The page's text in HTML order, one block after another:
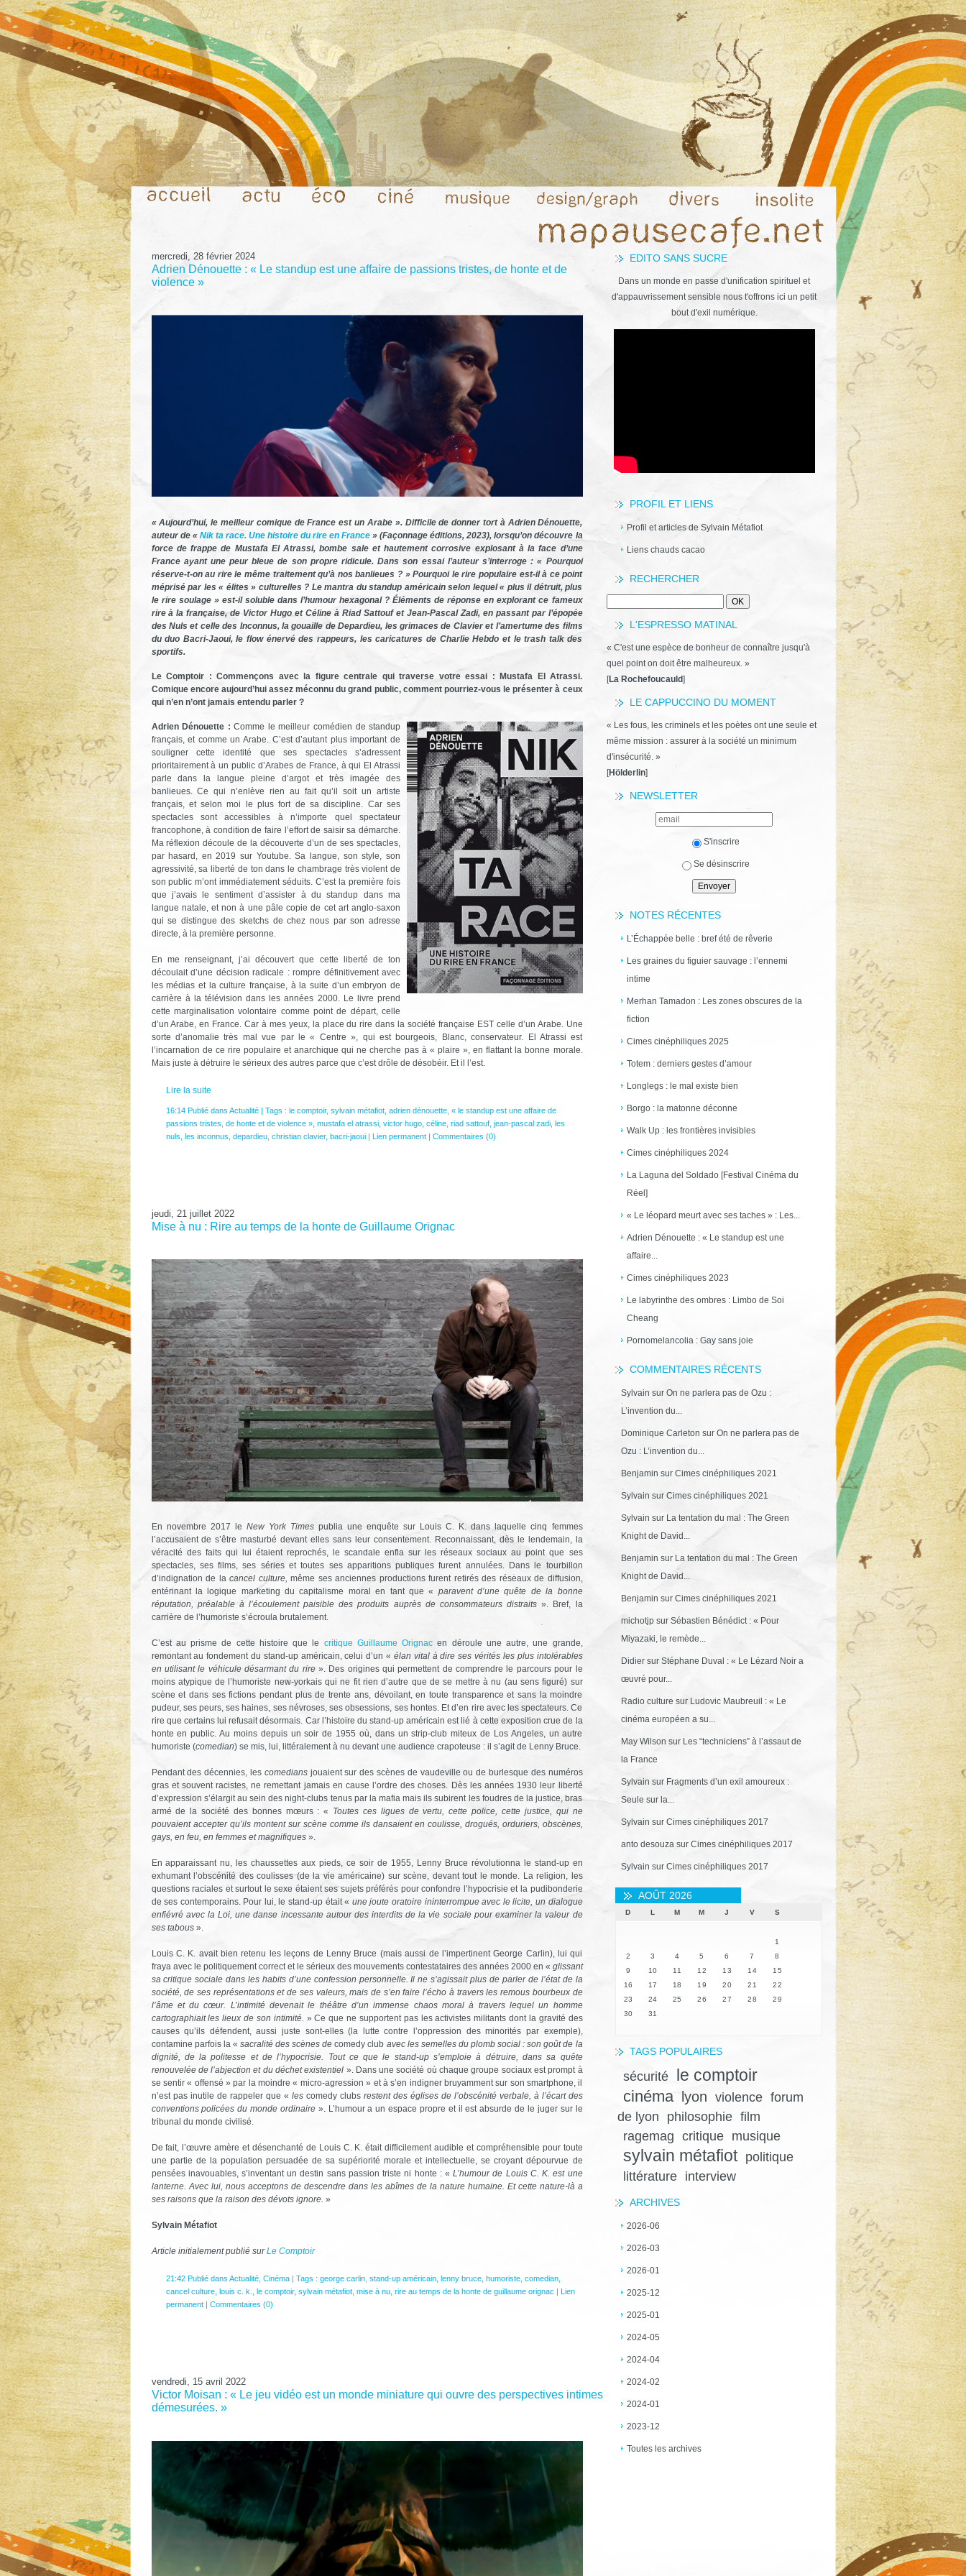
EDITO SANS SUCRE
Dans un monde en passe d'unification spirituel et
d'appauvrissement sensible nous t'offrons ici un petit
bout d'exil numérique.
PROFIL ET LIENS
Profil et articles de Sylvain Métafiot
Liens chauds cacao
RECHERCHER
L'ESPRESSO MATINAL
« C'est une espèce de bonheur de connaître jusqu'à
quel point on doit être malheureux. »
[La Rochefoucauld]
LE CAPPUCCINO DU MOMENT
« Les fous, les criminels et les poètes ont une seule et
même mission : assurer à la société un minimum
d'insécurité. »
[Hölderlin]
NEWSLETTER
S'inscrire
Se désinscrire
NOTES RÉCENTES
L’Échappée belle : bref été de rêverie
Les graines du figuier sauvage : l’ennemi
intime
Merhan Tamadon : Les zones obscures de la
fiction
Cimes cinéphiliques 2025
Totem : derniers gestes d’amour
Longlegs : le mal existe bien
Borgo : la matonne déconne
Walk Up : les frontières invisibles
Cimes cinéphiliques 2024
La Laguna del Soldado [Festival Cinéma du
Réel]
« Le léopard meurt avec ses taches » : Les...
Adrien Dénouette : « Le standup est une
affaire...
Cimes cinéphiliques 2023
Le labyrinthe des ombres : Limbo de Soi
Cheang
Pornomelancolia : Gay sans joie
COMMENTAIRES RÉCENTS
Sylvain sur On ne parlera pas de Ozu :
L’invention du...
Dominique Carleton sur On ne parlera pas de
Ozu : L’invention du...
Benjamin sur Cimes cinéphiliques 2021
Sylvain sur Cimes cinéphiliques 2021
Sylvain sur La tentation du mal : The Green
Knight de David...
Benjamin sur La tentation du mal : The Green
Knight de David...
Benjamin sur Cimes cinéphiliques 2021
michotjpsur Sébastien Bénédict : « Pour
Miyazaki, le remède...
Didiersur Stéphane Duval : « Le Lézard Noir a
œuvré pour...
Radio culture sur Ludovic Maubreuil : « Le
cinéma européen a su...
May Wilson sur Les “techniciens” à l’assaut de
la France
Sylvain sur Fragments d’un exil amoureux :
Seule sur la...
Sylvain sur Cimes cinéphiliques 2017
anto desouzasur Cimes cinéphiliques 2017
Sylvain sur Cimes cinéphiliques 2017
AOÛT 2026
D L M M J V S
1
2
3 4 5 6 7
8
9
10 11 12 13 14
15
16
17 18 19 20 21
22
23
24 25 26 27 28
29
30
31
TAGS POPULAIRES
sécurité le comptoir
cinéma lyon violence forum
de lyon
philosophie film
ragemag critique musique
sylvain métafiot
politique
littérature
interview
ARCHIVES
2026-06
2026-03
2026-01
2025-12
2025-01
2024-05
2024-04
2024-02
2024-01
2023-12
Toutes les archives
mercredi, 28 février 2024
Adrien Dénouette : « Le standup est une affaire de passions tristes, de honte et de
violence »
« Aujourd’hui, le meilleur comique de France est un Arabe ». Difficile de donner tort à Adrien Dénouette,
auteur de « Nik ta race. Une histoire du rire en France » (Façonnage éditions, 2023), lorsqu’on découvre la
force de frappe de Mustafa El Atrassi, bombe sale et hautement corrosive explosant à la face d’une
France ayant une peur bleue de son propre ridicule. Dans son essai l’auteur s’interroge : « Pourquoi
réserve-t-on au rire le même traitement qu’à nos banlieues ? » Pourquoi le rire populaire est-il à ce point
méprisé par les « élites » culturelles ? Le mantra du standup américain selon lequel « plus il détruit, plus
le rire soulage » est-il soluble dans l’humour hexagonal ? Éléments de réponse en explorant ce fameux
rire à la française, de Victor Hugo et Céline à Riad Sattouf et Jean-Pascal Zadi, en passant par l’épopée
des Nuls et celle des Inconnus, la gouaille de Depardieu, les grimaces de Clavier et l’amertume des films
du duo Bacri-Jaoui, le flow énervé des rappeurs, les caricatures de Charlie Hebdo et le trash talk des
sportifs.
Le Comptoir : Commençons avec la figure centrale qui traverse votre essai : Mustafa El Atrassi.
Comique encore aujourd’hui assez méconnu du grand public, comment pourriez-vous le présenter à ceux
qui n’en n’ont jamais entendu parler ?
Adrien Dénouette : Comme le meilleur comédien de standup
français, et comme un Arabe. C’est d’autant plus important de
souligner cette identité que ses spectacles s’adressent
prioritairement à un public d’Arabes de France, à qui El Atrassi
parle dans la langue pleine d’argot et très imagée des
banlieues. Ce qui n’enlève rien au fait qu’il soit un artiste
français, et selon moi le plus fort de sa discipline. Car ses
spectacles sont accessibles à n’importe quel spectateur
francophone, à condition de faire l’effort de saisir sa démarche.
Ma réflexion découle de la découverte d’un de ses spectacles,
par hasard, en 2019 sur Youtube. Sa langue, son style, son
agressivité, sa liberté de ton dans le chambrage très violent de
son public m’ont immédiatement séduits. C’est la première fois
que j’avais le sentiment d’assister à du standup dans ma
langue natale, et non à une pâle copie de cet art anglo-saxon
qui se distingue des sketchs de chez nous par son adresse
directe, à la première personne.
En me renseignant, j’ai découvert que cette liberté de ton
découlait d’une décision radicale : rompre définitivement avec
les médias et la culture française, à la suite d’un embryon de
carrière à la télévision dans les années 2000. Le livre prend
cette marginalisation volontaire comme point de départ, celle
d’un Arabe, en France. Car à mes yeux, la place du rire dans la société française EST celle d’un Arabe. Une
sorte d’anomalie très mal vue par le « Centre », qui est bourgeois, Blanc, conservateur. El Atrassi est
l’incarnation de ce rire populaire et anarchique qui ne cherche pas à « plaire », en flattant la bonne morale.
Mais juste à détruire le sérieux des autres parce que c’est drôle de désobéir. Et il l’est.
Lire la suite
16:14 Publié dans Actualité| Tags : le comptoir, sylvain métafiot, adrien dénouette, « le standup est une affaire de
passions tristes de honte et de violence », mustafa el atrassi, victor hugo, céline, riad sattouf, jean-pascal zadi, les
nuls les inconnus depardieu, christian clavier, bacri-jaoui| Lien permanent| Commentaires (0)
jeudi, 21 juillet 2022
Mise à nu : Rire au temps de la honte de Guillaume Orignac
En novembre 2017 le New York Times publia une enquête sur Louis C. K. dans laquelle cinq femmes
l’accusaient de s’être masturbé devant elles sans leur consentement. Reconnaissant, dès le lendemain, la
véracité des faits qui lui étaient reprochés, le scandale enfla sur les réseaux sociaux au point que ses
spectacles, ses films, ses séries et toutes ses apparitions publiques furent annulées. Dans le tourbillon
d’indignation de la cancel culture, même ses anciennes productions furent retirés des réseaux de diffusion,
entérinant la logique marketing du capitalisme moral en tant que « paravent d’une quête de la bonne
réputation, préalable à l’écoulement paisible des produits auprès de consommateurs distraits». Bref, la
carrière de l’humoriste s’écroula brutalement.
C’est au prisme de cette histoire que le critique Guillaume Orignac en déroule une autre, une grande,
remontant au fondement du stand-up américain, celui d’un « élan vital à dire ses vérités les plus intolérables
en utilisant le véhicule désarmant du rire ». Des origines qui permettent de comprendre le parcours pour le
moins atypique de l’humoriste new-yorkais qui ne fit rien d’autre que de se mettre à nu (au sens figuré) sur
scène et dans ses fictions pendant plus de trente ans, dévoilant, en toute transparence et sans la moindre
pudeur, ses peurs, ses haines, ses névroses, ses obsessions, ses hontes. Et d’en rire avec les spectateurs. Ce
rire que certains lui refusait désormais. Car l’histoire du stand-up américain est lié à cette exposition crue de la
honte en public. Au moins depuis un soir de 1955 où, dans un strip-club miteux de Los Angeles, un autre
humoriste (comedian) se mis, lui, littéralement à nu devant une audience crapoteuse : il s’agit de Lenny Bruce.
Pendant des décennies, les comediansjouaient sur des scènes de vaudeville ou de burlesque des numéros
gras et souvent racistes, ne remettant jamais en cause l’ordre des choses. Dès les années 1930 leur liberté
d’expression s’élargit au sein des night-clubs tenus par la mafia mais ils subirent les foudres de la justice, bras
armé de la société des bonnes mœurs : « Toutes ces ligues de vertu, cette police, cette justice, qui ne
pouvaient accepter qu’ils montent sur scène comme ils dansaient en coulisse, drogués, orduriers, obscènes,
gays, en feu, en femmes et magnifiques ».
En apparaissant nu, les chaussettes aux pieds, ce soir de 1955, Lenny Bruce révolutionna le stand-up en
exhumant l’obscénité des coulisses (de la vie américaine) sur scène, devant tout le monde. La religion, les
questions raciales et surtout le sexe étaient ses sujets préférés pour confondre l’hypocrisie et la pudibonderie
de ses contemporains. Pour lui, le stand-up était « une joute oratoire ininterrompue avec le licite, un dialogue
enfiévré avec la Loi, une danse incessante autour des interdits de la vie sociale pour examiner la valeur de
ses tabous».
Louis C. K. avait bien retenu les leçons de Lenny Bruce (mais aussi de l’impertinent George Carlin), lui qui
fraya avec le politiquement correct et le sérieux des mouvements contestataires des années 2000 en « glissant
sa critique sociale dans les habits d’une confession personnelle. Il ne s’agissait plus de parler de l’état de la
société, de ses représentations et de ses valeurs, mais de s’en faire l’écho à travers les remous bourbeux de
l’âme et du cœur. L’intimité devenait le théâtre d’un immense chaos moral à travers lequel un homme
cartographiait les lieux de son intimité. » Ce que ne supportent pas les activistes militants dont la gravité des
causes qu’ils défendent, aussi juste sont-elles (la lutte contre l’oppression des minorités par exemple),
contamine parfois la « sacralité des scènes decomedy club avec les semelles du plomb social : son goût de la
dignité, de la politesse et de l’hypocrisie. Tout ce que le stand-up s’emploie à détruire, dans sa quête
renouvelée de l’abjection et du déchet existentiel ». Dans une société où chaque groupe sociaux est prompt à
se sentir « offensé » par la moindre « micro-agression » et à s’en indigner bruyamment sur son smartphone, il
n’est pas inutile de rappeler que « les comedy clubsrestent des églises de l’obscénité verbale, à l’écart des
conventions policées du monde ordinaire ». L’humour a un espace propre et il est absurde de le juger sur le
tribunal du monde civilisé.
De fait, l’œuvre amère et désenchanté de Louis C. K. était difficilement audible et compréhensible pour toute
une partie de la population persuadée de sa supériorité morale et intellectuelle, se croyant dépourvue de
pensées inavouables, s’inventant un destin sans passion triste ni honte : «L’humour de Louis C. K. est une
lanterne. Avec lui, nous acceptons de descendre dans les abîmes de la nature humaine. Et cette nature-là a
ses raisons que la raison des dévots ignore. »
Sylvain Métafiot
Article initialement publié surLe Comptoir
21:42 Publié dans Actualité, Cinéma| Tags : george carlin, stand-up américain, lenny bruce, humoriste, comedian,
cancel culture, louis c. k., le comptoir, sylvain métafiot, mise à nu, rire au temps de la honte de guillaume orignac
Lien
permanent| Commentaires (0)
vendredi, 15 avril 2022
Victor Moisan : « Le jeu vidéo est un monde miniature qui ouvre des perspectives intimes
démesurées. »